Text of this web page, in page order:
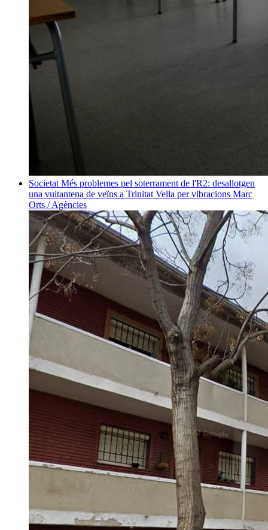
Societat Més problemes pel soterrament de l'R2: desallotgen
una vuitantena de veïns a Trinitat Vella per vibracions Marc
Orts / Agències